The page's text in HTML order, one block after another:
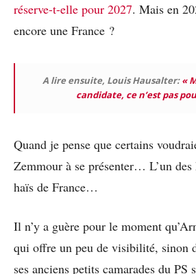
réserve-t-elle pour 2027. Mais en
encore une France ?
A lire ensuite, Louis Hausalter:«
candidate, ce n’est pas
Quand je pense que certains
Zemmour à se présenter… L’un
haïs de France…
Il n’y a guère pour le moment
qui offre un peu de visibilité, sinon
ses anciens petits camarades du PS